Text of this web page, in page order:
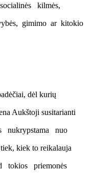
kilmės,
gimimo ar kitokio
dėl kurių
Aukštoji susitarianti
nuo
kiek to reikalauja
tokios priemonės